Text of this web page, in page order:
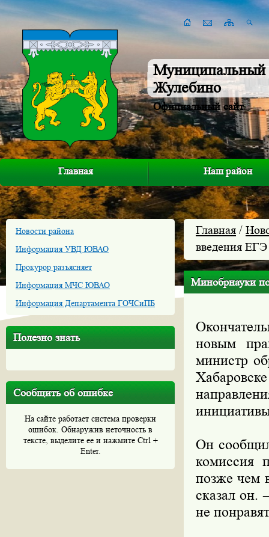
Муниципальный
Жулебино
Официальный сайт
Главная Наш район
Новости района
Информация УВД ЮВАО
Прокурор разъясняет
Информация МЧС ЮВАО
Информация Департамента ГОЧСиПБ
Полезно знать
Сообщить об ошибке
На сайте работает система проверки
ошибок. Обнаружив неточность в
тексте, выделите ее и нажмите Ctrl +
Enter.
Главная /
введения ЕГЭ
Минобрнауки
новым
министр
Он
комиссия
позже чем
сказал он.
не